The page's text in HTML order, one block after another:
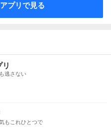
プリで見る
逃さない
もこれひとつで